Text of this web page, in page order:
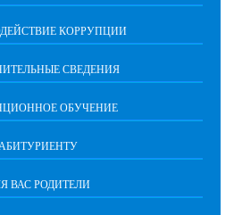
КОРРУПЦИИ
СВЕДЕНИЯ
ОБУЧЕНИЕ
ВАС РОДИТЕЛИ